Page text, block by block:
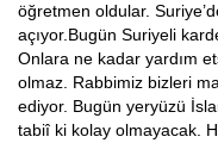
öğretmen oldular.
açıyor.Bugün Suriyeli
Onlara ne kadar yardım
olmaz. Rabbimiz bizleri
ediyor. Bugün yeryüzü
tabiî ki kolay olmayacak.